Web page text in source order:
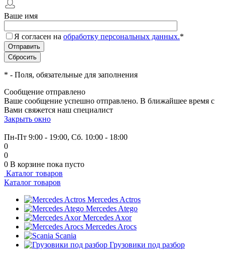
Ваше имя
Я согласен на обработку персональных данных.*
* - Поля, обязательные для заполнения
Сообщение отправлено
Ваше сообщение успешно отправлено. В ближайшее время с
Вами свяжется наш специалист
Закрыть окно
Пн-Пт 9:00 - 19:00, Сб. 10:00 - 18:00
0
0
0 В корзине пока пусто
Каталог товаров
Каталог товаров
Mercedes Actros
Mercedes Atego
Mercedes Axor
Mercedes Arocs
Scania
Грузовики под разбор